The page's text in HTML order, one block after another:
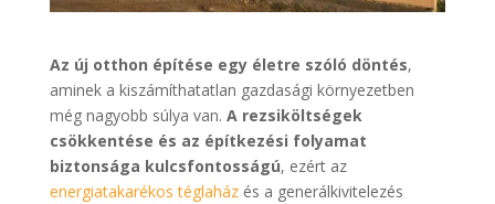
Az új otthon építése egy életre szóló döntés,
aminek a kiszámíthatatlan gazdasági környezetben
még nagyobb súlya van. A rezsiköltségek
csökkentése és az építkezési folyamat
biztonsága kulcsfontosságú, ezért az
energiatakarékos téglaházés a generálkivitelezés